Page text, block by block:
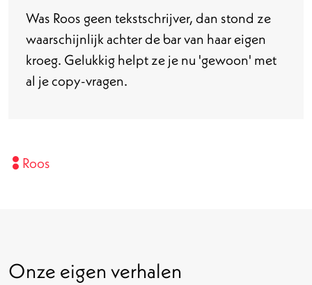
Was Roos geen tekstschrijver, dan stond ze
waarschijnlijk achter de bar van haar eigen
kroeg. Gelukkig helpt ze je nu 'gewoon' met
al je copy-vragen.
Roos
Onze eigen verhalen